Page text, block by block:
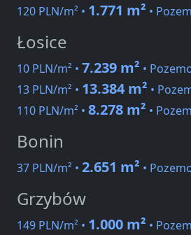
120 PLN/m² • 1.771 m² •
Łosice
10 PLN/m² • 7.239 m² •
13 PLN/m² • 13.384 m² •
110 PLN/m² • 8.278 m² •
Bonin
37 PLN/m² • 2.651 m² •
Grzybów
149 PLN/m² • 1.000 m² •